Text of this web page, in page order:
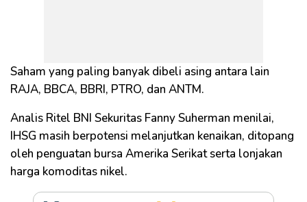
Saham yang paling banyak dibeli asing antara lain
RAJA, BBCA, BBRI, PTRO, dan ANTM.
Analis Ritel BNI Sekuritas Fanny Suherman menilai,
IHSG masih berpotensi melanjutkan kenaikan, ditopang
oleh penguatan bursa Amerika Serikat serta lonjakan
harga komoditas nikel.